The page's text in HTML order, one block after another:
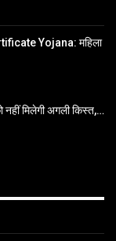
Yojana: महिला
मिलेगी अगली किस्त,…